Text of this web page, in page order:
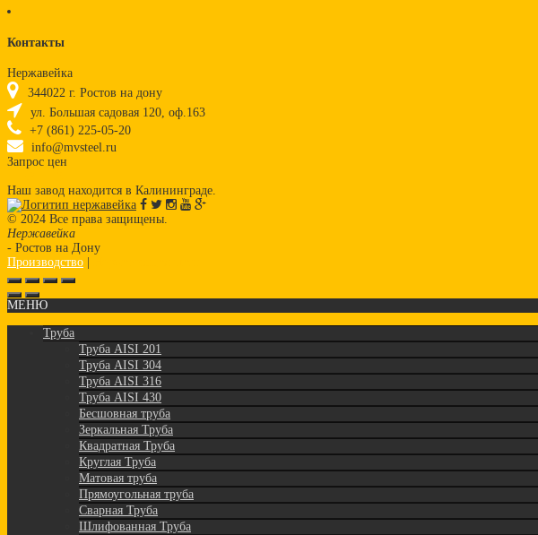
Контакты
Нержавейка
344022 г. Ростов на дону
ул. Большая садовая 120, оф.163
+7 (861) 225-05-20
info@mvsteel.ru
Запрос цен
Наш завод находится в Калининграде.
© 2024 Все права защищены.
Нержавейка
- Ростов на Дону
Производство
МЕНЮ
Труба
Труба AISI 201
Труба AISI 304
Труба AISI 316
Труба AISI 430
Бесшовная труба
Зеркальная Труба
Квадратная Труба
Круглая Труба
Матовая труба
Прямоугольная труба
Сварная Труба
Шлифованная Труба